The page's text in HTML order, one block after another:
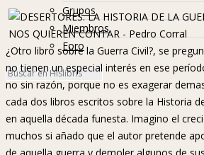
Grupos
Miembros
Foro
¿Otro libro sobre la Guerra Civil?, se
no tienen un especial interés en ese
no sin razón, porque no es exagerar
cada dos libros escritos sobre la Historia
en aquella década funesta. Imagino el
muchos si añado que el autor pretende